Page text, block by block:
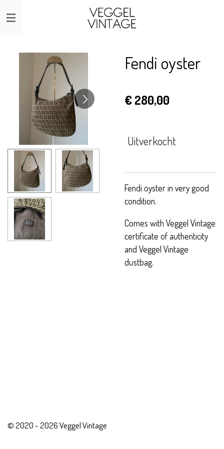
Ga
direct
hoofdinhoud
Fendi oyster
€ 280,00
Uitverkocht
Fendi oyster in very good
condition.
Comes with Veggel Vintage
certificate of authenticity
and Veggel Vintage
dustbag.
© 2020 - 2026 Veggel Vintage